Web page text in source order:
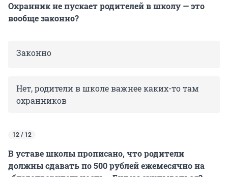
Охранник не пускает родителей в школу — это
вообще законно?
Законно
Нет, родители в школе важнее каких-то там
охранников
12 / 12
В уставе школы прописано, что родители
должны сдавать по 500 рублей ежемесячно на